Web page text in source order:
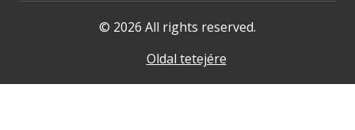
© 2026 All rights reserved.
Oldal tetejére